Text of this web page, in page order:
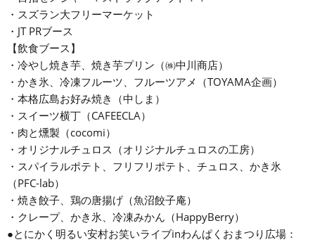
・スズラン大フリーマーケット
・JT PRブース
【飲食ブース】
・冷やし焼き芋、焼き芋プリン（㈱中川商店）
・かき氷、冷凍フルーツ、フルーツアメ（TOYAMA企画）
・本格広島お好み焼き（中しま）
・スイーツ横丁（CAFEECLA）
・肉と燻製（cocomi）
・オリジナルチュロス（オリジナルチュロスの工房）
・スパイラルポテト、フリフリポテト、チュロス、かき氷
（PFC-lab）
・焼き餃子、鶏の唐揚げ（魚沼餃子庵）
・クレープ、かき氷、冷凍みかん（HappyBerry）
●とにかく明るい安村お笑いライブinわんぱくおまつり広場：